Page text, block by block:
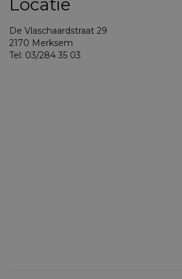
Locatie
De Vlaschaardstraat 29
2170 Merksem
Tel: 03/284 35 03